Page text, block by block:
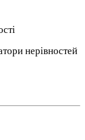
нерівностей